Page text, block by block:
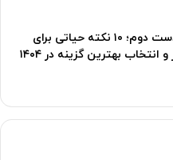
خرید لپ تاپ دست دوم؛ ۱۰ نکته حیاتی برای
بهترین گزینه در ۱۴۰۴